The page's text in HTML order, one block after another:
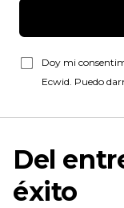
Doy mi
Ecwid. Puedo
Del
éxito